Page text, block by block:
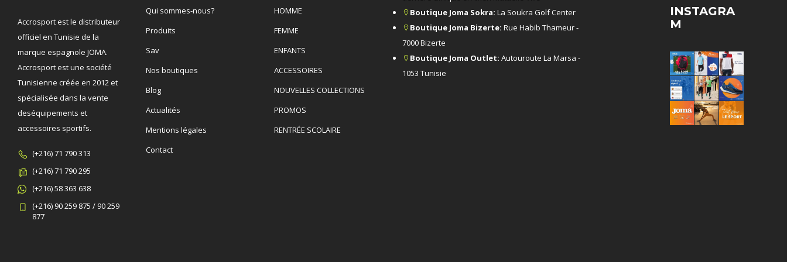
Accrosport est le distributeur
officiel en Tunisie de la
marque espagnole JOMA.
Accrosport est une société
Tunisienne créée en 2012 et
spécialisée dans la vente
deséquipements et
accessoires sportifs.
(+216) 71 790 313
(+216) 71 790 295
(+216) 58 363 638
(+216) 90 259 875 / 90 259
877
Qui sommes-nous?
Produits
Sav
Nos boutiques
Blog
Actualités
Mentions légales
Contact
HOMME
FEMME
ENFANTS
ACCESSOIRES
NOUVELLES COLLECTIONS
PROMOS
RENTRÉE SCOLAIRE
Boutique Joma Sokra: La Soukra Golf Center
Boutique Joma Bizerte: Rue Habib Thameur -
7000 Bizerte
Boutique Joma Outlet: Autouroute La Marsa -
1053 Tunisie
INSTAGRA
M